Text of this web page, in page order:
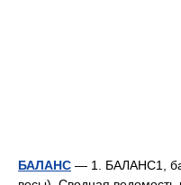
БАЛАНС — 1. БАЛАНС1,